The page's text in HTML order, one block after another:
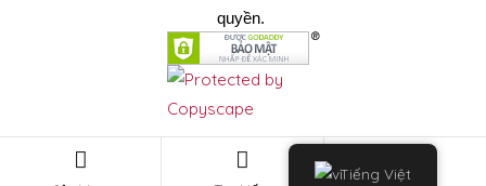
quyền.
Tiếng Việt